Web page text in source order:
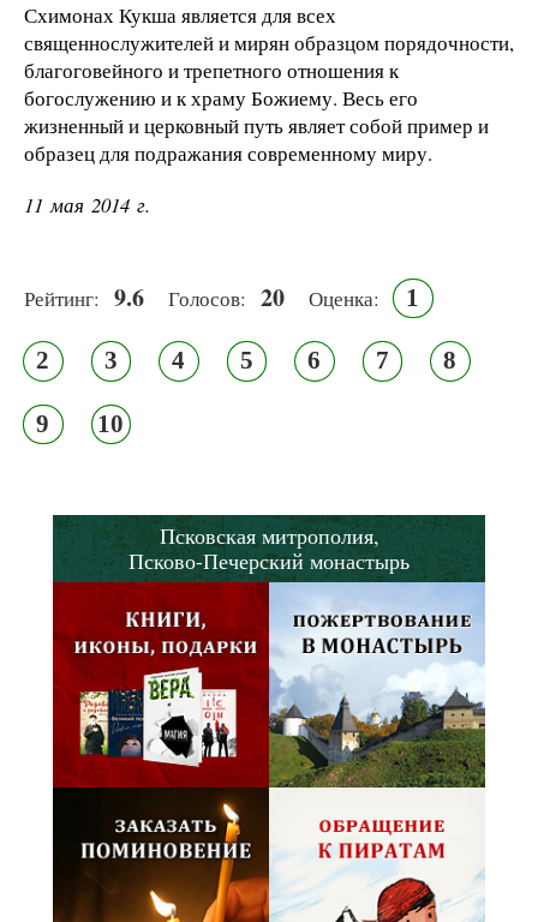
Схимонах Кукша является для всех
священнослужителей и мирян образцом порядочности,
благоговейного и трепетного отношения к
богослужению и к храму Божиему. Весь его
жизненный и церковный путь являет собой пример и
образец для подражания современному миру.
11 мая 2014 г.
Рейтинг: 9.6 Голосов: 20 Оценка: 1
2 3 4 5 6 7 8
9 10
Псковская митрополия,
Псково-Печерский монастырь